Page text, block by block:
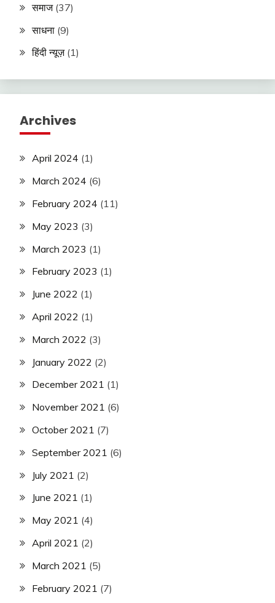
समाज(37)
साधना (9)
हिंदी न्यूज़(1)
Archives
April 2024 (1)
March 2024 (6)
February 2024 (11)
May 2023 (3)
March 2023 (1)
February 2023 (1)
June 2022 (1)
April 2022 (1)
March 2022 (3)
January 2022 (2)
December 2021 (1)
November 2021 (6)
October 2021 (7)
September 2021 (6)
July 2021 (2)
June 2021 (1)
May 2021 (4)
April 2021 (2)
March 2021 (5)
February 2021 (7)